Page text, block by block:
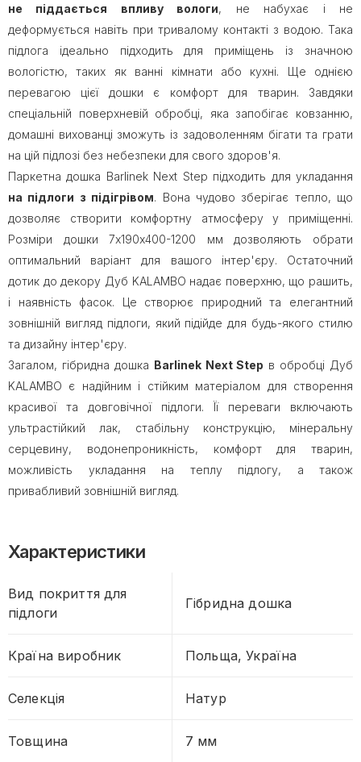
не піддається впливу вологи, не набухає і не
деформується навіть при тривалому контакті з водою. Така
підлога ідеально підходить для приміщень із значною
вологістю, таких як ванні кімнати або кухні. Ще однією
перевагою цієї дошки є комфорт для тварин. Завдяки
спеціальній поверхневій обробці, яка запобігає ковзанню,
домашні вихованці зможуть із задоволенням бігати та грати
на цій підлозі без небезпеки для свого здоров'я.
Паркетна дошка Barlinek Next Step підходить для укладання
на підлоги з підігрівом. Вона чудово зберігає тепло, що
дозволяє створити комфортну атмосферу у приміщенні.
Розміри дошки 7х190х400-1200 мм дозволяють обрати
оптимальний варіант для вашого інтер'єру. Остаточний
дотик до декору Дуб KALAMBO надає поверхню, що рашить,
і наявність фасок. Це створює природний та елегантний
зовнішній вигляд підлоги, який підійде для будь-якого стилю
та дизайну інтер'єру.
Загалом, гібридна дошка Barlinek Next Step в обробці Дуб
KALAMBO є надійним і стійким матеріалом для створення
красивої та довговічної підлоги. Її переваги включають
ультрастійкий лак, стабільну конструкцію, мінеральну
серцевину, водонепроникність, комфорт для тварин,
можливість укладання на теплу підлогу, а також
привабливий зовнішній вигляд.
Характеристики
Вид покриття для
підлоги
Гібридна дошка
Країна виробник Польща, Україна
Селекція Натур
Товщина 7 мм